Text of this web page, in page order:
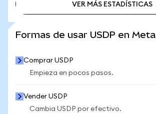
VER MÁS ESTADÍSTICAS
Formas de usar USDP en
Comprar USDP
Empieza en pocos pasos.
Vender USDP
Cambia USDP por efectivo.